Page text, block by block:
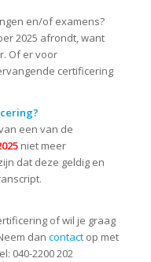
en/of examens?
2025 afrondt, want
Of er voor
certificering
een van de
niet meer
dat deze geldig en
of wil je graag
dan contactop met
040-2200 202